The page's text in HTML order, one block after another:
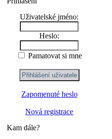
Uživatelské jméno:
Heslo:
Pamatovat si mne
Zapomenuté heslo
Nová registrace
Kam dále?